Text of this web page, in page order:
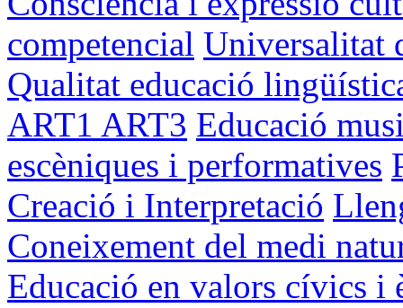
competencial Universalitat
Qualitat educació
ART1 ART3 Educació
escèniques i performatives
Creació i Interpretació
Coneixement del medi
Educació en valors cívics i